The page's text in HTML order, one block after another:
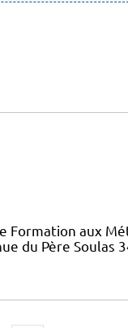
Formation aux
du Père Soulas